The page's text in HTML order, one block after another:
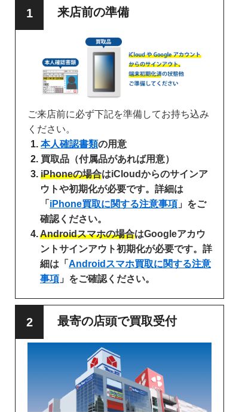
来店前の準備
ご来店前に必ず下記を準備してお持ち込み
ください。
本人確認書類の用意
買取品（付属品があれば用意）
iPhoneの場合はiCloudからのサインア
ウトや初期化が必要です。詳細は
「 iPhone買取に関する注意事項 」をご
確認ください。
Androidスマホの場合はGoogleアカウ
ントサインアウト初期化が必要です。詳
細は「 Androidスマホ買取に関する注意
事項 」をご確認ください。
最寄の店頭で買取受付